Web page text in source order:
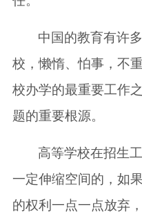
中国的教育有许
校，懒惰、怕事，不
校办学的最重要工作
题的重要根源。
高等学校在招生
一定伸缩空间的，如
的权利一点一点放弃